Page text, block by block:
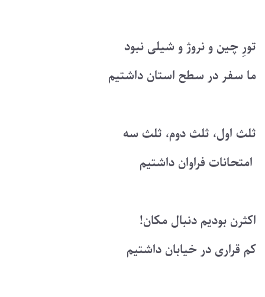
تورِ چین و نروژ و شیلی نبود
ما سفر در سطح استان داشتیم
ثلث اول، ثلث دوم، ثلث سه
امتحانات فراوان داشتیم
اکثرن بودیم دنبال مکان!
کم قراری در خیابان داشتیم